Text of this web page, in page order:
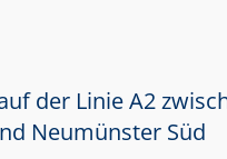
der Linie A2
Neumünster Süd